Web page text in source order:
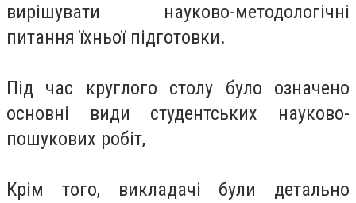
вирішувати науково-методологічні
питання їхньої підготовки.
Під час круглого столу було означено
основні види студентських науково-
пошукових робіт,
Крім того, викладачі були детально